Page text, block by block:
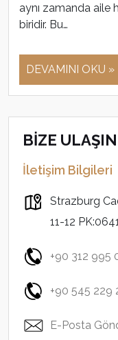
aynı zamanda aile
biridir. Bu…
DEVAMINI OKU »
BİZE ULAŞIN
İletişim Bilgileri
Strazburg
11-12
+90 312 995
+90 545 229
E-Posta